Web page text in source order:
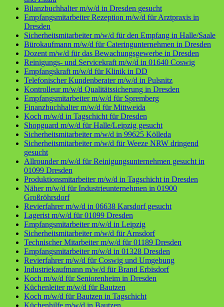
Bilanzbuchhalter m/w/d in Dresden gesucht
Empfangsmitarbeiter Rezeption m/w/d für Arztpraxis in
Dresden
Sicherheitsmitarbeiter m/w/d für den Empfang in Halle/Saale
Bürokaufmann m/w/d für Cateringunternehmen in Dresden
Dozent m/w/d für das Bewachungsgewerbe in Dresden
Reinigungs- und Servicekraft m/w/d in 01640 Coswig
Empfangskraft m/w/d für Klinik in DD
Telefonischer Kundenberater m/w/d in Pulsnitz
Kontrolleur m/w/d Qualitätssicherung in Dresden
Empfangsmitarbeiter m/w/d für Spremberg
Finanzbuchhalter m/w/d für Mittweida
Koch m/w/d in Tagschicht für Dresden
Shopguard m/w/d für Halle/Leipzig gesucht
Sicherheitsmitarbeiter m/w/d in 99625 Kölleda
Sicherheitsmitarbeiter m/w/d für Weeze NRW dringend
gesucht
Allrounder m/w/d für Reinigungsunternehmen gesucht in
01099 Dresden
Produktionsmitarbeiter m/w/d in Tagschicht in Dresden
Näher m/w/d für Industrieunternehmen in 01900
Großröhrsdorf
Revierfahrer m/w/d in 06638 Karsdorf gesucht
Lagerist m/w/d für 01099 Dresden
Empfangsmitarbeiter m/w/d in Leipzig
Sicherheitsmitarbeiter m/w/d für Arnsdorf
Technischer Mitarbeiter m/w/d für 01189 Dresden
Empfangsmitarbeiter m/w/d in 01328 Dresden
Revierfahrer m/w/d für Coswig und Umgebung
Industriekaufmann m/w/d für Brand Erbisdorf
Koch m/w/d für Seniorenheim in Dresden
Küchenleiter m/w/d für Bautzen
Koch m/w/d für Bautzen in Tagschicht